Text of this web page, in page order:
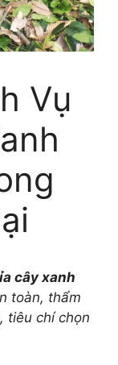
Vụ
cây xanh
toàn, thẩm
tiêu chí chọn